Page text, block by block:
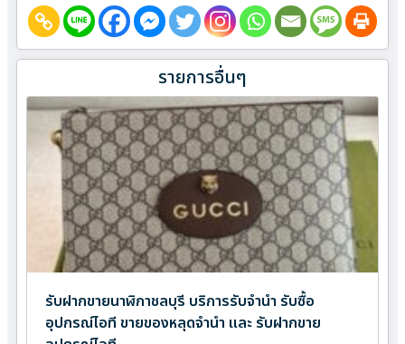
รายการอื่นๆ
รับฝากขายนาฬิกาชลบุรี บริการรับจำนำ รับซื้อ
อุปกรณ์ไอที ขายของหลุดจำนำ และ รับฝากขาย